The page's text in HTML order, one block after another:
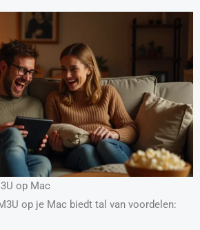
op Mac
op je Mac biedt tal van voordelen: